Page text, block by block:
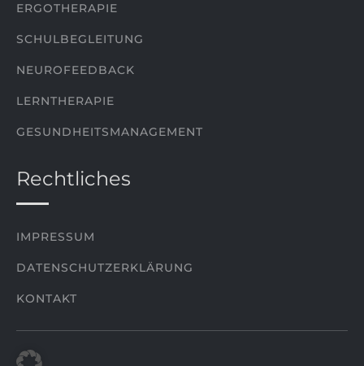
ERGOTHERAPIE
SCHULBEGLEITUNG
NEUROFEEDBACK
LERNTHERAPIE
GESUNDHEITSMANAGEMENT
Rechtliches
IMPRESSUM
DATENSCHUTZERKLÄRUNG
KONTAKT